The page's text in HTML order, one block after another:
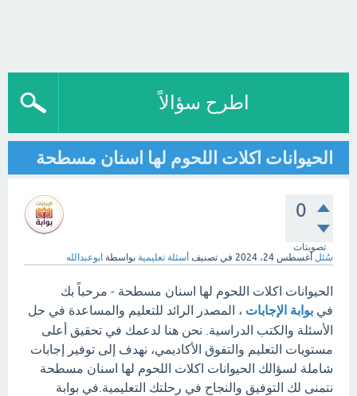
اطرح سؤالاً
الحيوانات اكلات اللحوم لها اسنان مسطحة
0
تصويتات
سُئل أغسطس 24، 2024 في تصنيف أسئلة تعليمية بواسطة ابوعبدالله
الحيوانات اكلات اللحوم لها اسنان مسطحة - مرحباً بك
في بوابة الإجابات ، المصدر الرائد للتعليم والمساعدة في حل
الأسئلة والكتب الدراسية. نحن هنا لدعمك في تحقيق أعلى
مستويات التعليم والتفوق الأكاديمي، نهدف إلى توفير إجابات
شاملة لسؤالك الحيوانات اكلات اللحوم لها اسنان مسطحة
نتمنى لك التوفيق والنجاح في رحلتك التعليمية.في بوابة